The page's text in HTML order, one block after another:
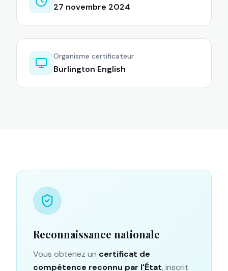
27 novembre 2024
Organisme certificateur
Burlington English
Reconnaissance nationale
Vous obtenez un certificat de
compétence reconnu par l'État, inscrit